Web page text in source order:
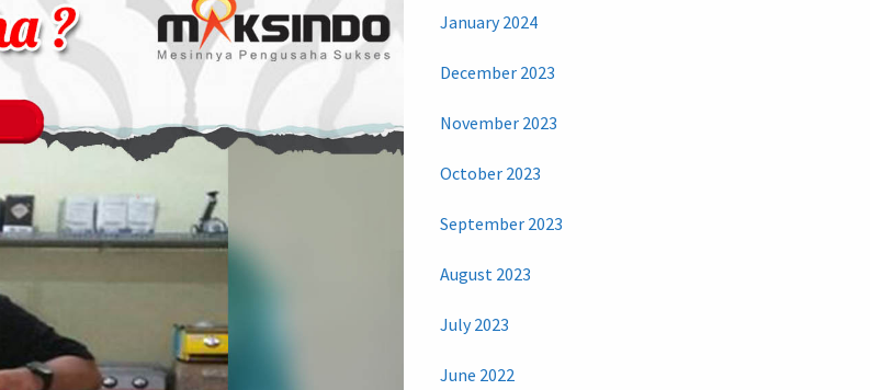
January 2024
December 2023
November 2023
October 2023
September 2023
August 2023
July 2023
June 2022